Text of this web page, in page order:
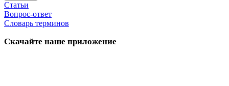
Статьи
Вопрос-ответ
Словарь терминов
Скачайте наше приложение